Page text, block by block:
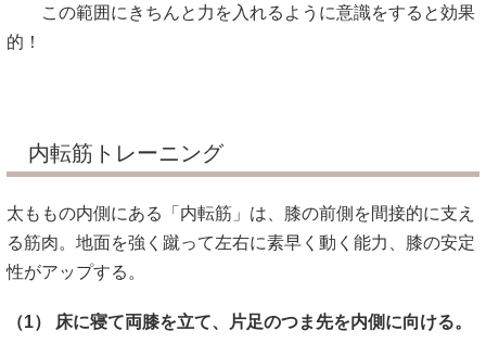
この範囲にきちんと力を入れるように意識をすると効果
的！
内転筋トレーニング
太ももの内側にある「内転筋」は、膝の前側を間接的に支え
る筋肉。地面を強く蹴って左右に素早く動く能力、膝の安定
性がアップする。
（1） 床に寝て両膝を立て、片足のつま先を内側に向ける。